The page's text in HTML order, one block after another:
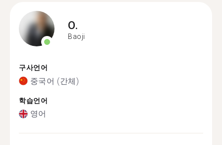
O.
Baoji
구사언어
중국어 (간체)
학습언어
영어